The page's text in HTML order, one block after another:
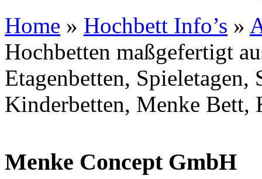
Home » Hochbett Info’s »
Hochbetten maßgefertigt
Etagenbetten, Spieletagen,
Kinderbetten, Menke
Menke Concept GmbH